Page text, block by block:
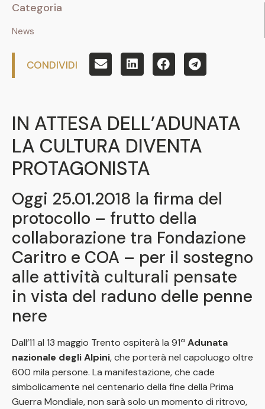
Categoria
News
CONDIVIDI
IN ATTESA DELL’ADUNATA
LA CULTURA DIVENTA
PROTAGONISTA
Oggi 25.01.2018 la firma del
protocollo – frutto della
collaborazione tra Fondazione
Caritro e COA – per il sostegno
alle attività culturali pensate
in vista del raduno delle penne
nere
Dall’11 al 13 maggio Trento ospiterà la 91ª Adunata
nazionale degli Alpini, che porterà nel capoluogo oltre
600 mila persone. La manifestazione, che cade
simbolicamente nel centenario della fine della Prima
Guerra Mondiale, non sarà solo un momento di ritrovo,